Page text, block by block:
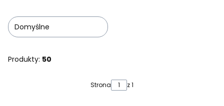
Domyślne
Produkty: 50
Strona z 1